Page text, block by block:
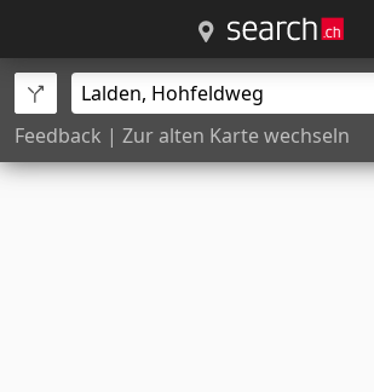
Feedback | Zur alten Karte wechseln